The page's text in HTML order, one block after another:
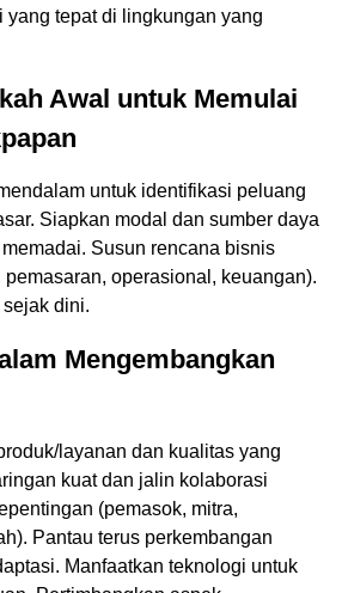
yang tepat di lingkungan yang
Awal untuk Memulai
untuk identifikasi peluang
Siapkan modal dan sumber daya
Susun rencana bisnis
pemasaran, operasional, keuangan).
dini.
Mengembangkan
layanan dan kualitas yang
kuat dan jalin kolaborasi
(pemasok, mitra,
Pantau terus perkembangan
Manfaatkan teknologi untuk